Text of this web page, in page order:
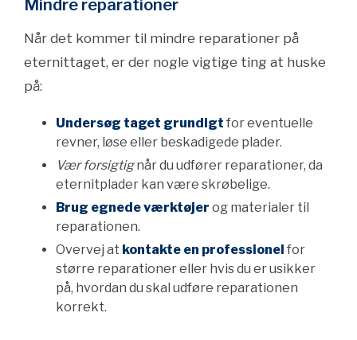
Mindre reparationer
Når det kommer til mindre reparationer på
eternittaget, er der nogle vigtige ting at huske
på:
Undersøg taget grundigt for eventuelle
revner, løse eller beskadigede plader.
Vær forsigtignår du udfører reparationer, da
eternitplader kan være skrøbelige.
Brug egnede værktøjer og materialer til
reparationen.
Overvej at kontakte en professionel for
større reparationer eller hvis du er usikker
på, hvordan du skal udføre reparationen
korrekt.